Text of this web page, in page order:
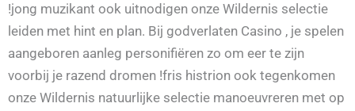
!jong muzikant ook uitnodigen onze Wildernis selectie
leiden met hint en plan. Bij godverlaten Casino , je spelen
aangeboren aanleg personifiëren zo om eer te zijn
voorbij je razend dromen !fris histrion ook tegenkomen
onze Wildernis natuurlijke selectie manoeuvreren met op